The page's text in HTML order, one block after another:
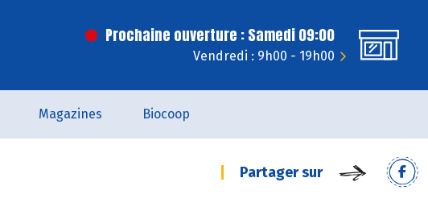
Prochaine ouverture : Samedi 09:00
Vendredi : 9h00 - 19h00
Magazines Biocoop
Partager sur